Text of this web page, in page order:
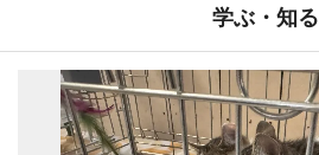
学ぶ・知る